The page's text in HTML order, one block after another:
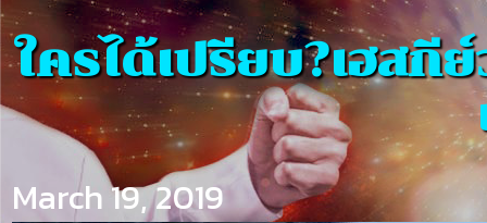
ใครได้เปรียบ?เฮส
March 19, 2019